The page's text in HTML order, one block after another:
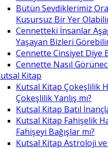
Bütün Sevdiklerimiz
Kusursuz Bir Yer
Cennetteki İnsanlar
Yaşayan Bizleri
Cennette Cinsiyet Diye
Cennette Nasıl
Kitap
Kutsal Kitap Çokeşlilik
Çokeşlilik Yanlış mı?
Kutsal Kitap Batıl
Kutsal Kitap Fahişelik
Fahişeyi Bağışlar mı?
Kutsal Kitap Astroloji